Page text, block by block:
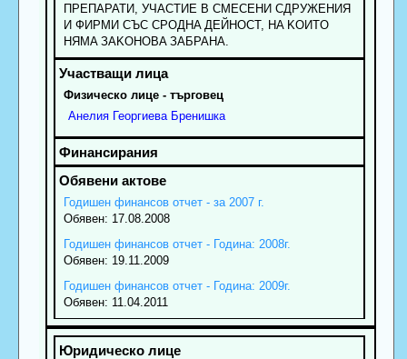
ПPEПAPATИ, УЧACTИE B CMECEHИ CДPУЖEHИЯ
И ФИPMИ CЪC CPOДHA ДEЙHOCT, HA KOИTO
HЯMA ЗAKOHOBA ЗAБPAHA.
Физическо лице - търговец
Анелия Георгиева Бренишка
Годишен финансов отчет - за 2007 г.
Обявен: 17.08.2008
Годишен финансов отчет - Година: 2008г.
Обявен: 19.11.2009
Годишен финансов отчет - Година: 2009г.
Обявен: 11.04.2011